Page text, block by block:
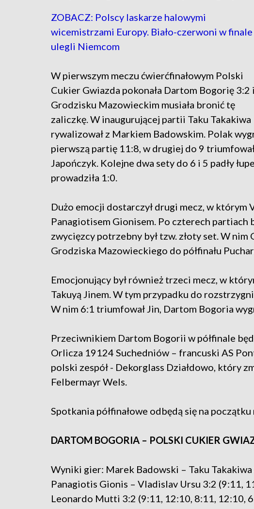
ZOBACZ: Polscy laskarze halowymi
wicemistrzami Europy. Biało-czerwoni w finale
ulegli Niemcom
W pierwszym meczu ćwierćfinałowym Polski
Cukier Gwiazda pokonała Dartom Bogorię 3:2
Grodzisku Mazowieckim musiała bronić tę
zaliczkę. W inaugurującej partii Taku Takakiwa
rywalizował z Markiem Badowskim. Polak
pierwszą partię 11:8, w drugiej do 9
Japończyk. Kolejne dwa sety do 6 i 5 padły
prowadziła 1:0.
Dużo emocji dostarczył drugi mecz, w którym
Panagiotisem Gionisem. Po czterech partiach
zwycięzcy potrzebny był tzw. złoty set. W nim
Grodziska Mazowieckiego do półfinału
Emocjonujący był również trzeci mecz, w
Takuyą Jinem. W tym przypadku do
W nim 6:1 triumfował Jin, Dartom Bogoria
Przeciwnikiem Dartom Bogorii w półfinale
Orlicza 19124 Suchedniów – francuski AS
polski zespół - Dekorglass Działdowo, który
Felbermayr Wels.
Spotkania półfinałowe odbędą się na początku
DARTOM BOGORIA – POLSKI CUKIER
Wyniki gier: Marek Badowski – Taku Takakiwa
Panagiotis Gionis – Vladislav Ursu 3:2 (9:11,
Leonardo Mutti 3:2 (9:11, 12:10, 8:11, 12:10,